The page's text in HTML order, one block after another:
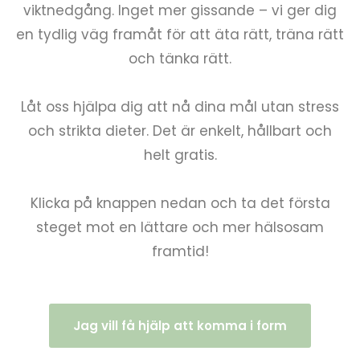
viktnedgång. Inget mer gissande – vi ger dig
en tydlig väg framåt för att äta rätt, träna rätt
och tänka rätt.
Låt oss hjälpa dig att nå dina mål utan stress
och strikta dieter. Det är enkelt, hållbart och
helt gratis.
Klicka på knappen nedan och ta det första
steget mot en lättare och mer hälsosam
framtid!
Jag vill få hjälp att komma i form